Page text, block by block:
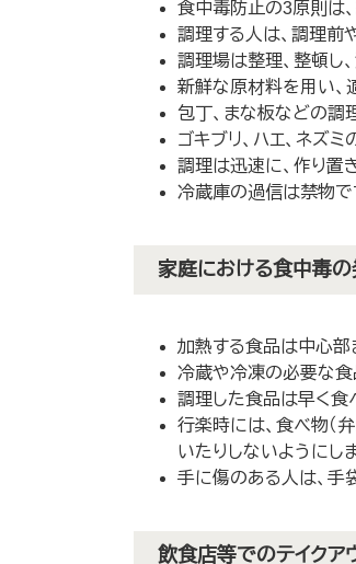
食中毒防止の3原則は、
調理する人は、調理前
調理場は整理、整頓し
新鮮な原材料を用い、
包丁、まな板などの調
ゴキブリ、ハエ、ネズミ
調理は迅速に、作り置
冷蔵庫の過信は禁物で
家庭における食中毒の
加熱する食品は中心部
冷蔵や冷凍の必要な食
調理した食品は早く食
行楽時には、食べ物（
いたりしないようにしま
手に傷のある人は、手
飲食店等でのテイクア